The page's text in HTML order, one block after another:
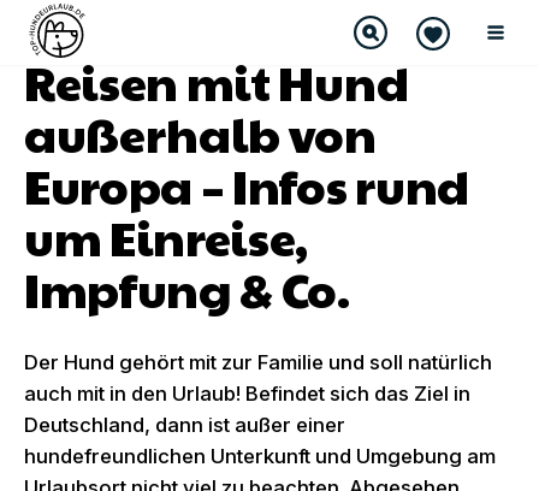
Reisen mit Hund
außerhalb von
Europa – Infos rund
um Einreise,
Impfung & Co.
Der Hund gehört mit zur Familie und soll natürlich
auch mit in den Urlaub! Befindet sich das Ziel in
Deutschland, dann ist außer einer
hundefreundlichen Unterkunft und Umgebung am